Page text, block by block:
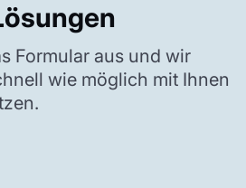
Formular aus und wir
wie möglich mit Ihnen